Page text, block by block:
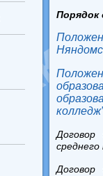
Порядок
Договор
среднего
Договор